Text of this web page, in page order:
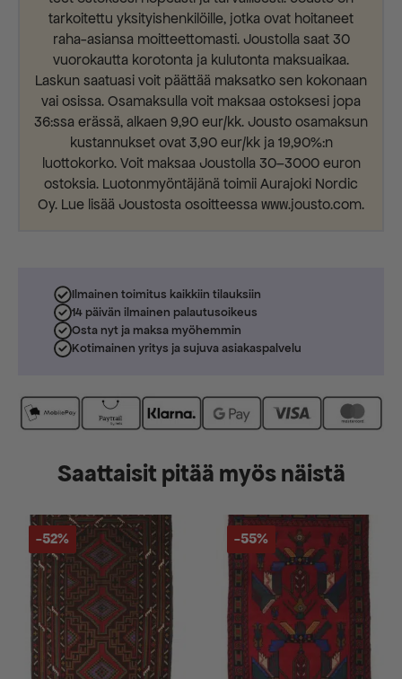
tarkoitettu yksityishenkilöille, jotka ovat hoitaneet
raha-asiansa moitteettomasti. Joustolla saat 30
vuorokautta korotonta ja kulutonta maksuaikaa.
Laskun saatuasi voit päättää maksatko sen kokonaan
vai osissa. Osamaksulla voit maksaa ostoksesi jopa
36:ssa erässä, alkaen 9,90 eur/kk. Jousto osamaksun
kustannukset ovat 3,90 eur/kk ja 19,90%:n
luottokorko. Voit maksaa Joustolla 30–3000 euron
ostoksia. Luotonmyöntäjänä toimii Aurajoki Nordic
Oy. Lue lisää Joustosta osoitteessa www.jousto.com.
Ilmainen toimitus kaikkiin tilauksiin
14 päivän ilmainen palautusoikeus
Osta nyt ja maksa myöhemmin
Kotimainen yritys ja sujuva asiakaspalvelu
Saattaisit pitää myös näistä
-52% -55%